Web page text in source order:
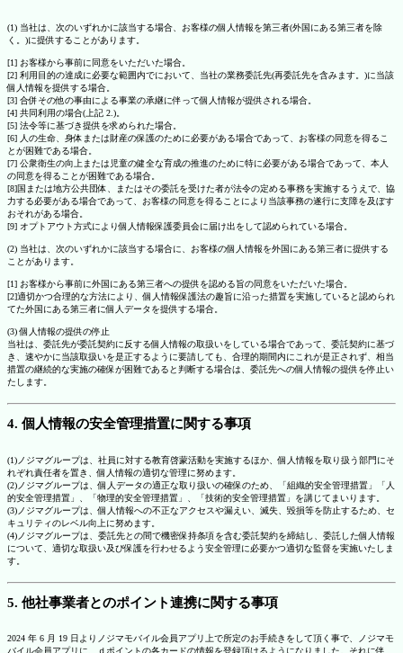
(1) 当社は、次のいずれかに該当する場合、お客様の個人情報を第三者(外国にある第三者を除
く。)に提供することがあります。
[1] お客様から事前に同意をいただいた場合。
[2] 利用目的の達成に必要な範囲内でにおいて、当社の業務委託先(再委託先を含みます。)に当該
個人情報を提供する場合。
[3] 合併その他の事由による事業の承継に伴って個人情報が提供される場合。
[4] 共同利用の場合(上記 2.)。
[5] 法令等に基づき提供を求められた場合。
[6] 人の生命、身体または財産の保護のために必要がある場合であって、お客様の同意を得るこ
とが困難である場合。
[7] 公衆衛生の向上または児童の健全な育成の推進のために特に必要がある場合であって、本人
の同意を得ることが困難である場合。
[8]国または地方公共団体、またはその委託を受けた者が法令の定める事務を実施するうえで、協
力する必要がある場合であって、お客様の同意を得ることにより当該事務の遂行に支障を及ぼす
おそれがある場合。
[9] オプトアウト方式により個人情報保護委員会に届け出をして認められている場合。
(2) 当社は、次のいずれかに該当する場合に、お客様の個人情報を外国にある第三者に提供する
ことがあります。
[1] お客様から事前に外国にある第三者への提供を認める旨の同意をいただいた場合。
[2]適切かつ合理的な方法により、個人情報保護法の趣旨に沿った措置を実施していると認められ
てた外国にある第三者に個人データを提供する場合。
(3) 個人情報の提供の停止
当社は、委託先が委託契約に反する個人情報の取扱いをしている場合であって、委託契約に基づ
き、速やかに当該取扱いを是正するように要請しても、合理的期間内にこれが是正されず、相当
措置の継続的な実施の確保が困難であると判断する場合は、委託先への個人情報の提供を停止い
たします。
4. 個人情報の安全管理措置に関する事項
(1)ノジマグループは、社員に対する教育啓蒙活動を実施するほか、個人情報を取り扱う部門にそ
れぞれ責任者を置き、個人情報の適切な管理に努めます。
(2)ノジマグループは、個人データの適正な取り扱いの確保のため、「組織的安全管理措置」「人
的安全管理措置」、「物理的安全管理措置」、「技術的安全管理措置」を講じてまいります。
(3)ノジマグループは、個人情報への不正なアクセスや漏えい、滅失、毀損等を防止するため、セ
キュリティのレベル向上に努めます。
(4)ノジマグループは、委託先との間で機密保持条項を含む委託契約を締結し、委託した個人情報
について、適切な取扱い及び保護を行わせるよう安全管理に必要かつ適切な監督を実施いたしま
す。
5. 他社事業者とのポイント連携に関する事項
2024 年 6 月 19 日よりノジマモバイル会員アプリ上で所定のお手続きをして頂く事で、ノジマモ